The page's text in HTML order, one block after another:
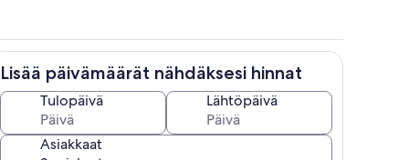
Sisätilat
Lisää päivämäärät nähdäksesi hinnat
Tulopäivä Lähtöpäivä
Asiakkaat